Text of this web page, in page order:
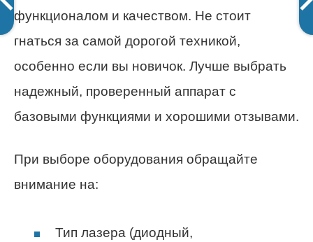
функционалом и качеством. Не стоит
гнаться за самой дорогой техникой,
особенно если вы новичок. Лучше выбрать
надежный, проверенный аппарат с
базовыми функциями и хорошими отзывами.
При выборе оборудования обращайте
внимание на:
Тип лазера (диодный,